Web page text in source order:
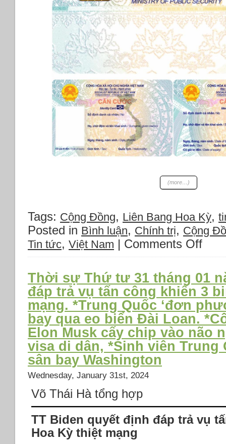
(more…)
Tags: Cộng Đồng, Liên Bang Hoa Kỳ,
Posted in Bình luận, Chính trị, Cộng
Tin tức, Việt Nam | Comments Offon
Nam
Thứ
Tư
14/02/
Thời sự Thứ tư 31 tháng 01
đáp trả vụ tấn công khiến 3
mạng. *Trung Quốc ‘đơn
bay qua eo biển Đài Loan.
Elon Musk cấy chip vào não
visa di dân, *Sinh viên Trung
sân bay Washington
Wednesday, January 31st, 2024
Võ Thái Hà tổng hợp
TT Biden quyết định đáp trả vụ
Hoa Kỳ thiệt mạng